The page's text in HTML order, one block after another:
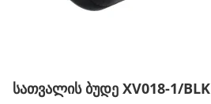
სათვალის ბუდე XV018-1/BLK